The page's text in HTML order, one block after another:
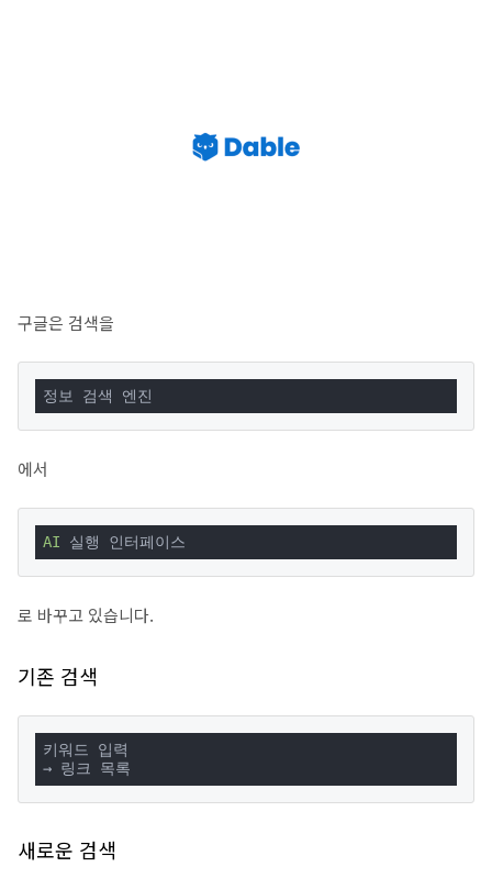
구글은 검색을
정보 검색 엔진
에서
AI 실행 인터페이스
로 바꾸고 있습니다.
기존 검색
키워드 입력
→ 링크 목록
새로운 검색